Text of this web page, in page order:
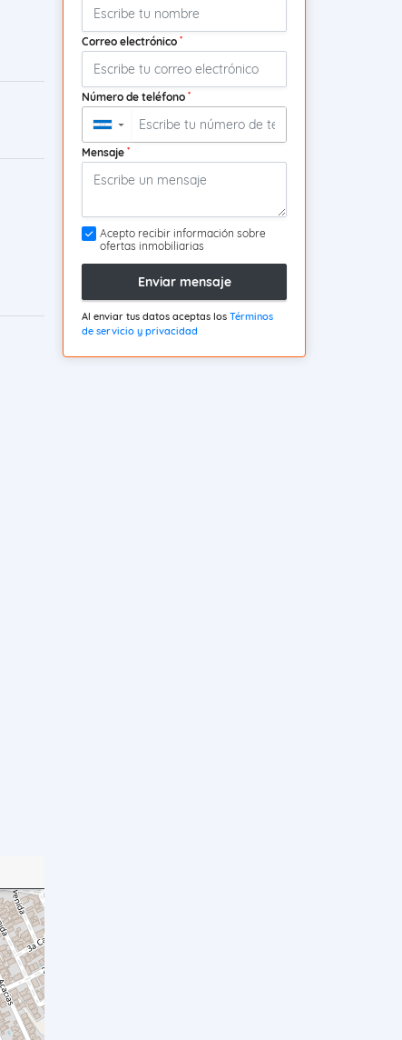
Correo electrónico *
Número de teléfono *
▼
Mensaje *
Acepto recibir información sobre
ofertas inmobiliarias
Enviar mensaje
Al enviar tus datos aceptas los Términos
de servicio y privacidad